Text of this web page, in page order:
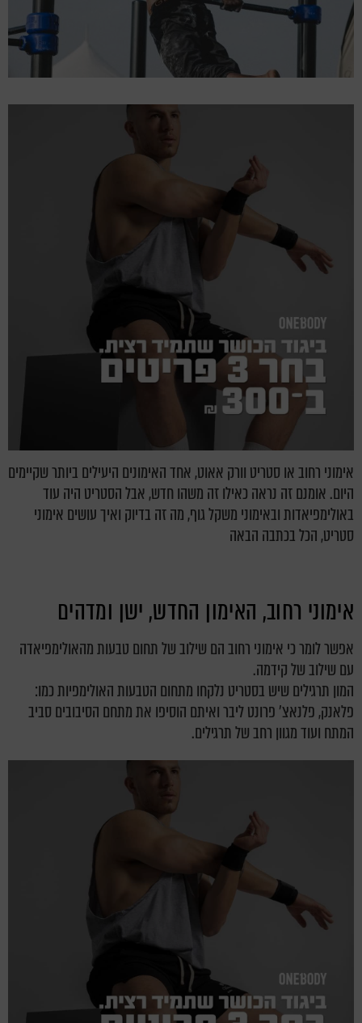
אימוני רחוב או סטריט וורק אאוט, אחד האימונים היעילים ביותר שקיימים
היום. אומנם זה נראה כאילו זה משהו חדש, אבל הסטריט היה עוד
באולימפיאדות ובאימוני משקל גוף, מה זה בדיוק ואיך עושים אימוני
סטריט, הכל בכתבה הבאה
אימוני רחוב, האימון החדש, ישן ומדהים
אפשר לומר כי אימוני רחוב הם שילוב של תחום טבעות מהאולימפיאדה
עם שילוב של קידמה.
המון תרגילים שיש בסטריט נלקחו מתחום הטבעות האולימפיות כמו:
פלאנק, פלנאצ' פרונט ליבר ואיתם הוסיפו את מתחם הסיבובים סביב
המתח ועוד מגוון רחב של תרגילים.